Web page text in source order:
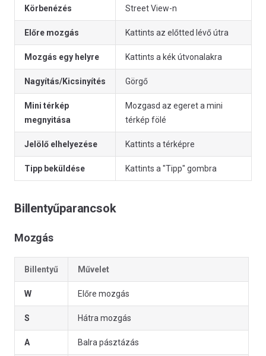
Körbenézés
Street View-n
Előre mozgás Kattints az előtted lévő útra
Mozgás egy helyre Kattints a kék útvonalakra
Nagyítás/Kicsinyítés Görgő
Mini térkép
megnyitása
Mozgasd az egeret a mini
térkép fölé
Jelölő elhelyezése Kattints a térképre
Tipp beküldése Kattints a "Tipp" gombra
Billentyűparancsok
Mozgás
Billentyű Művelet
W Előre mozgás
S Hátra mozgás
A Balra pásztázás